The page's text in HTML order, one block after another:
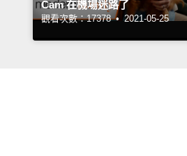
Cam 在機場迷路了
觀看次數：17378 • 2021-05-25